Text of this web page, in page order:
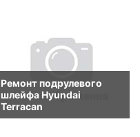
Ремонт подрулевого
шлейфа Hyundai
Terracan